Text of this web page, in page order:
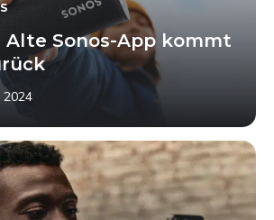
Alte Sonos-App kommt
2024